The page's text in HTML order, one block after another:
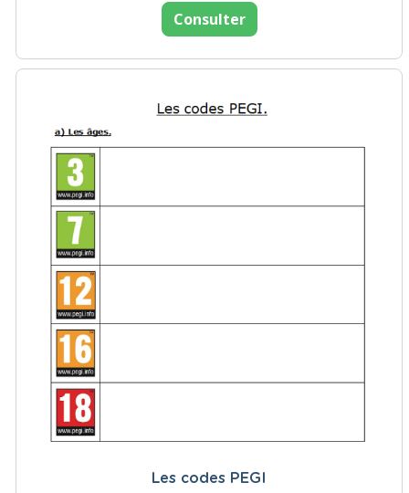
Consulter
Les codes PEGI